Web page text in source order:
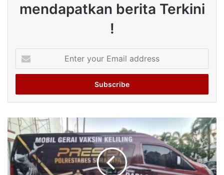
mendapatkan berita Terkini
!
your
Email